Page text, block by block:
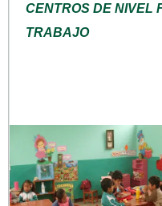
CENTROS DE NIVEL
TRABAJO